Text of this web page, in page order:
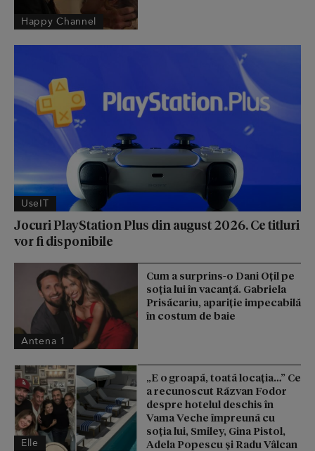
Happy Channel
UseIT
Jocuri PlayStation Plus din august 2026. Ce titluri
vor fi disponibile
Antena 1
Cum a surprins-o Dani Oțil pe
soția lui în vacanță. Gabriela
Prisăcariu, apariție impecabilă
în costum de baie
Elle
„E o groapă, toată locația…” Ce
a recunoscut Răzvan Fodor
despre hotelul deschis în
Vama Veche împreună cu
soția lui, Smiley, Gina Pistol,
Adela Popescu și Radu Vâlcan